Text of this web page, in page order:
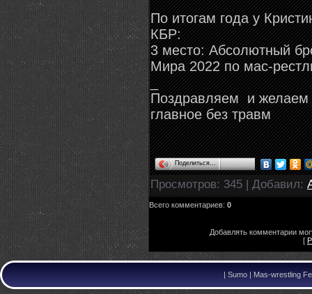
По итогам года у
КБР:
3 место: Абсолютный
Мира 2022 по мас-
_
Поздравляем и желаем
главное без травм
Поделиться…
Просмотров: 345 | Добавил:
Всего комментариев: 0
Добавлять комментарии
[
| Sumo | Mas-wrestling